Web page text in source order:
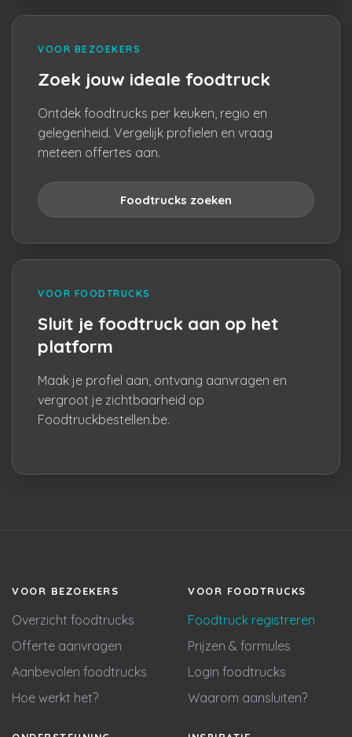
VOOR BEZOEKERS
Zoek jouw ideale foodtruck
Ontdek foodtrucks per keuken, regio en
gelegenheid. Vergelijk profielen en vraag
meteen offertes aan.
Foodtrucks zoeken
VOOR FOODTRUCKS
Sluit je foodtruck aan op het
platform
Maak je profiel aan, ontvang aanvragen en
vergroot je zichtbaarheid op
Foodtruckbestellen.be.
VOOR BEZOEKERS
Overzicht foodtrucks
Offerte aanvragen
Aanbevolen foodtrucks
Hoe werkt het?
VOOR FOODTRUCKS
Foodtruck registreren
Prijzen & formules
Login foodtrucks
Waarom aansluiten?